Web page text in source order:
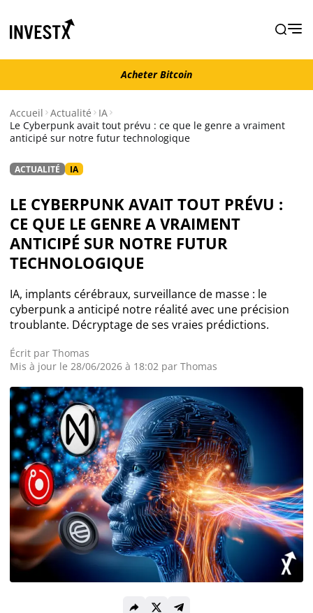
Acheter Bitcoin
Actualité
Actualité Bitcoin
Actualité Ethereum
Actualité Altcoins
Actualité NFT
Actualité Exchanges
Guides
Acheter Cryptomonnaies
Prédictions
Cryptomonnaies
Bitcoin (BTC)
Acheter Bitcoin
Accueil Actualité
IA
Le Cyberpunk avait tout prévu : ce que le genre a vraiment
anticipé sur notre futur technologique
ACTUALITÉ IA
LE CYBERPUNK AVAIT TOUT PRÉVU :
CE QUE LE GENRE A VRAIMENT
ANTICIPÉ SUR NOTRE FUTUR
TECHNOLOGIQUE
IA, implants cérébraux, surveillance de masse : le
cyberpunk a anticipé notre réalité avec une précision
troublante. Décryptage de ses vraies prédictions.
Écrit par Thomas
Mis à jour le 28/06/2026 à 18:02 par Thomas